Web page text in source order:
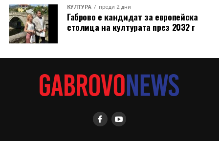
КУЛТУРА преди 2 дни
Габрово е кандидат за европейска
столица на културата през 2032 г